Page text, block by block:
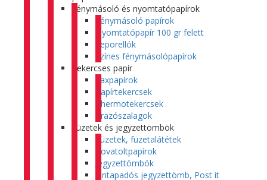
Fénymásoló és nyomtatópapírok
Fénymásoló papírok
Nyomtatópapír 100 gr felett
Leporellók
Színes fénymásolópapírok
Tekercses papír
Faxpapírok
Papírtekercsek
Thermotekercsek
Árazószalagok
Füzetek és jegyzettömbök
Füzetek, füzetalátétek
Rovatoltpapírok
Jegyzettömbök
Öntapadós jegyzettömb, Post it